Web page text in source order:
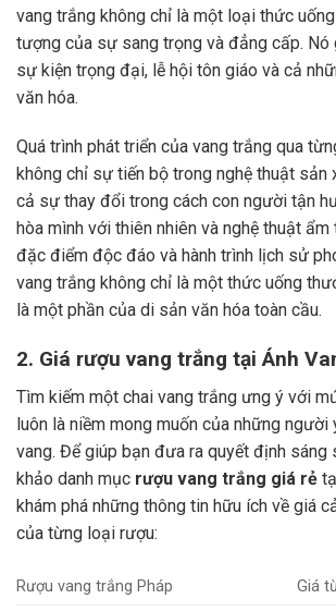
vang trắng không chỉ là một loại thức
tượng của sự sang trọng và đẳng cấp. Nó
sự kiện trọng đại, lễ hội tôn giáo và cả
văn hóa.
Quá trình phát triển của vang trắng qua
không chỉ sự tiến bộ trong nghệ thuật sản
cả sự thay đổi trong cách con người tận
hòa mình với thiên nhiên và nghệ thuật ẩm
đặc điểm độc đáo và hành trình lịch sử
vang trắng không chỉ là một thức uống
là một phần của di sản văn hóa toàn cầu.
2. Giá rượu vang trắng tại Ánh
Tìm kiếm một chai vang trắng ưng ý với
luôn là niềm mong muốn của những người
vang. Để giúp bạn đưa ra quyết định sáng
khảo danh mục rượu vang trắng giá rẻ
khám phá những thông tin hữu ích về giá
của từng loại rượu:
Rượu vang trắng Pháp
Giá